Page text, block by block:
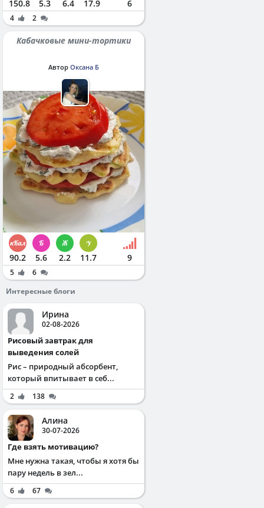
150.8 5.3 6.4 17.9 6
4 2
Кабачковые мини-тортики
Автор Оксана Б
90.2 5.6 2.2 11.7 9
5
6
Интересные блоги
Ирина
02-08-2026
Рисовый завтрак для
выведения солей
Рис – природный абсорбент,
который впитывает в себ...
2 138
Алина
30-07-2026
Где взять мотивацию?
Мне нужна такая, чтобы я хотя бы
пару недель в зел...
6 67